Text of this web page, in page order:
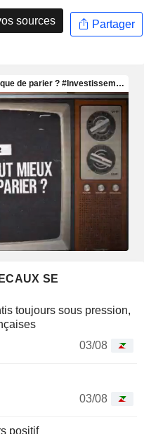
sources Partager
SE
toujours sous pression,
03/08
03/08
positif